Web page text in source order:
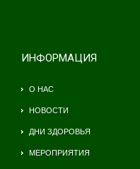
ИНФОРМАЦИЯ
О НАС
НОВОСТИ
ДНИ ЗДОРОВЬЯ
МЕРОПРИЯТИЯ